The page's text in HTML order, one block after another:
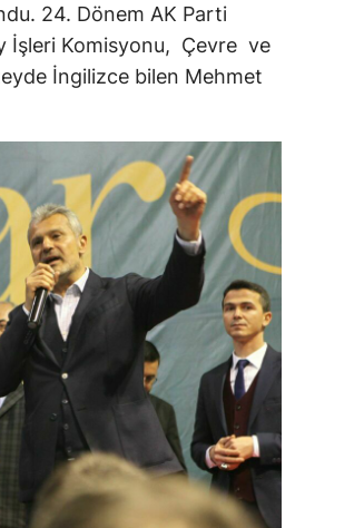
24. Dönem AK Parti
İşleri Komisyonu, Çevre ve
İngilizce bilen Mehmet